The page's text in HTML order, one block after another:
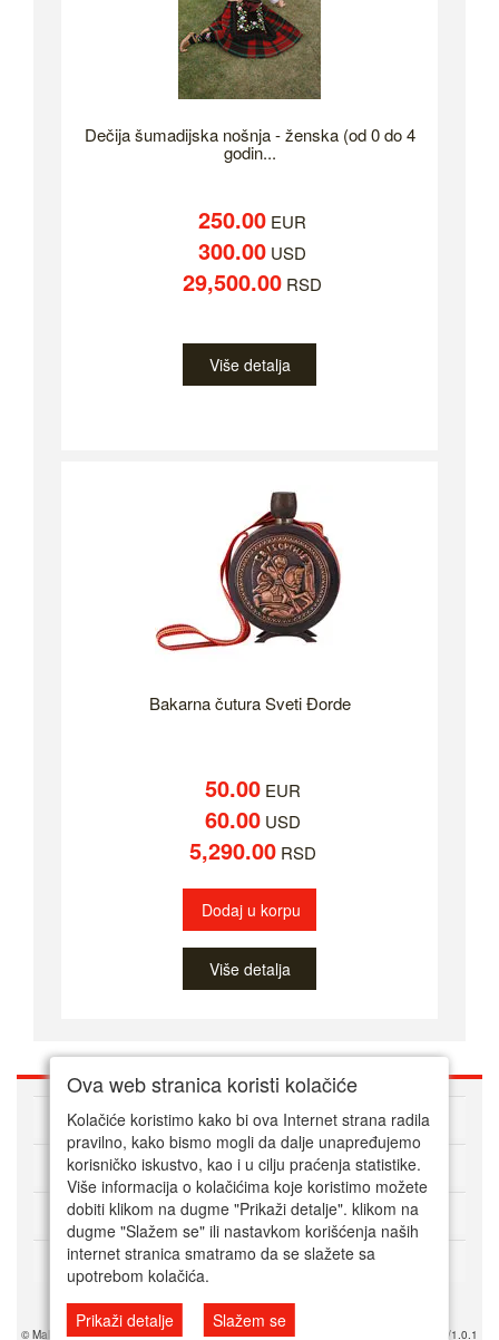
Dečija šumadijska nošnja - ženska (od 0 do 4
godin...
250.00 EUR
300.00 USD
29,500.00 RSD
Više detalja
Bakarna čutura Sveti Đorde
50.00EUR
60.00USD
5,290.00RSD
Dodaj u korpu
Više detalja
O nama
Kako kupovati online
Korisnički servis
Način plaćanja
© Mala srpska prodavnica 2025. Powered by Mala SRB Prodavnica doo, ESIR 618/1.0.1
Ova web stranica koristi kolačiće
Kolačiće koristimo kako bi ova Internet strana radila
pravilno, kako bismo mogli da dalje unapređujemo
korisničko iskustvo, kao i u cilju praćenja statistike.
Više informacija o kolačićima koje koristimo možete
dobiti klikom na dugme "Prikaži detalje". klikom na
dugme "Slažem se" ili nastavkom korišćenja naših
internet stranica smatramo da se slažete sa
upotrebom kolačića.
Prikaži detalje
Slažem se